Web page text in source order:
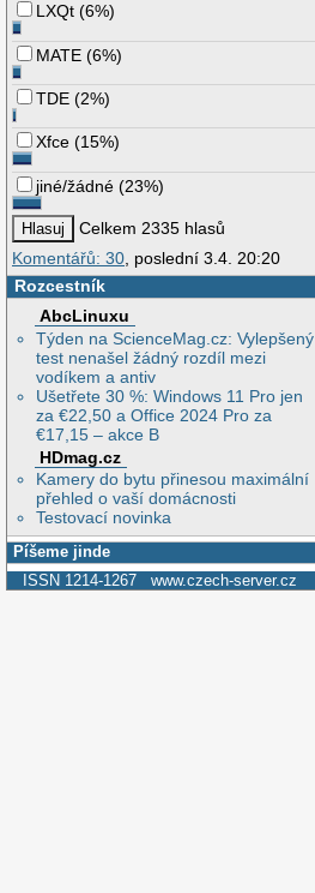
LXQt (6%)
MATE (6%)
TDE (2%)
Xfce (15%)
jiné/žádné (23%)
Celkem 2335 hlasů
Komentářů: 30, poslední 3.4. 20:20
Rozcestník
AbcLinuxu
Týden na ScienceMag.cz: Vylepšený
test nenašel žádný rozdíl mezi
vodíkem a antiv
Ušetřete 30 %: Windows 11 Pro jen
za €22,50 a Office 2024 Pro za
€17,15 – akce B
HDmag.cz
Kamery do bytu přinesou maximální
přehled o vaší domácnosti
Testovací novinka
Píšeme jinde
ISSN 1214-1267 www.czech-server.cz